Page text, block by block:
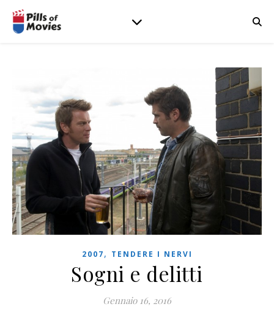
2007, TENDERE I NERVI
Sogni e delitti
Gennaio 16, 2016